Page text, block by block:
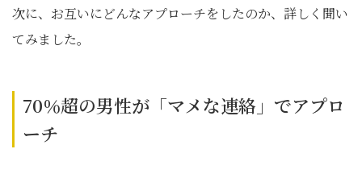
次に、お互いにどんなアプローチをしたのか、詳しく聞い
てみました。
70％超の男性が「マメな連絡」でアプロ
ーチ